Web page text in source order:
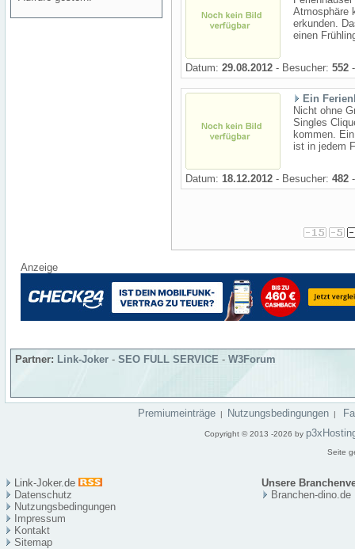
Atmosphäre
erkunden.
einen
Datum: 29.08.2012 - Besucher: 552
Ein
Nicht ohne
Singles
kommen.
ist in jedem
Datum: 18.12.2012 - Besucher: 482
Anzeige
Partner: Link-Joker - SEO FULL SERVICE - W3Forum
Premiumeinträge | Nutzungsbedingungen |
Copyright © 2013 -2026 by
Seite
Link-Joker.de
Unsere
Datenschutz
Nutzungsbedingungen
Impressum
Kontakt
Sitemap
Branchen-dino.de